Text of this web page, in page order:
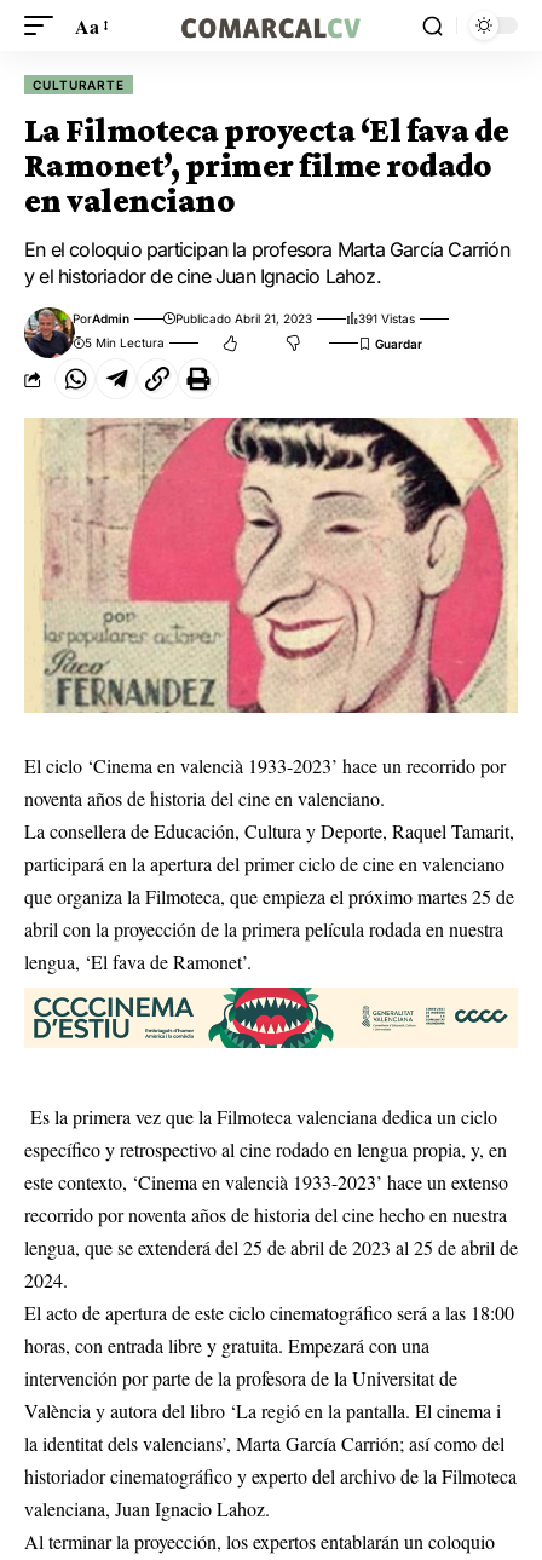
Aa
CULTURARTE
La Filmoteca proyecta ‘El fava de
Ramonet’, primer filme rodado
en valenciano
En el coloquio participan la profesora Marta García Carrión
y el historiador de cine Juan Ignacio Lahoz.
PorAdmin Publicado Abril 21, 2023
391 Vistas
5 Min Lectura
El ciclo ‘Cinema en valencià 1933-2023’ hace un recorrido por
noventa años de historia del cine en valenciano.
La consellera de Educación, Cultura y Deporte, Raquel Tamarit,
participará en la apertura del primer ciclo de cine en valenciano
que organiza la Filmoteca, que empieza el próximo martes 25 de
abril con la proyección de la primera película rodada en nuestra
lengua, ‘El fava de Ramonet’.
Es la primera vez que la Filmoteca valenciana dedica un ciclo
específico y retrospectivo al cine rodado en lengua propia, y, en
este contexto, ‘Cinema en valencià 1933-2023’ hace un extenso
recorrido por noventa años de historia del cine hecho en nuestra
lengua, que se extenderá del 25 de abril de 2023 al 25 de abril de
2024.
El acto de apertura de este ciclo cinematográfico será a las 18:00
horas, con entrada libre y gratuita. Empezará con una
intervención por parte de la profesora de la Universitat de
València y autora del libro ‘La regió en la pantalla. El cinema i
la identitat dels valencians’, Marta García Carrión; así como del
historiador cinematográfico y experto del archivo de la Filmoteca
valenciana, Juan Ignacio Lahoz.
Al terminar la proyección, los expertos entablarán un coloquio